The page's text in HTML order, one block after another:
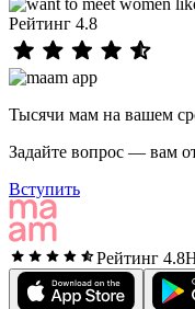
Рейтинг 4.8
Тысячи мам на вашем
Задайте вопрос — вам
Вступить
Рейтинг 4.8